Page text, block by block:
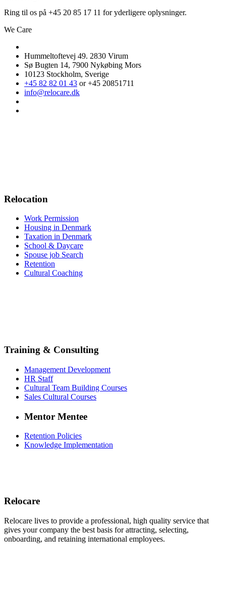
Ring til os på +45 20 85 17 11 for yderligere oplysninger.
We Care
Hummeltoftevej 49. 2830 Virum
Sø Bugten 14, 7900 Nykøbing Mors
10123 Stockholm, Sverige
+45 82 82 01 43 or +45 20851711
info@relocare.dk
Relocation
Work Permission
Housing in Denmark
Taxation in Denmark
School & Daycare
Spouse job Search
Retention
Cultural Coaching
Training & Consulting
Management Development
HR Staff
Cultural Team Building Courses
Sales Cultural Courses
Mentor Mentee
Retention Policies
Knowledge Implementation
Relocare
Relocare lives to provide a professional, high quality service that
gives your company the best basis for attracting, selecting,
onboarding, and retaining international employees.